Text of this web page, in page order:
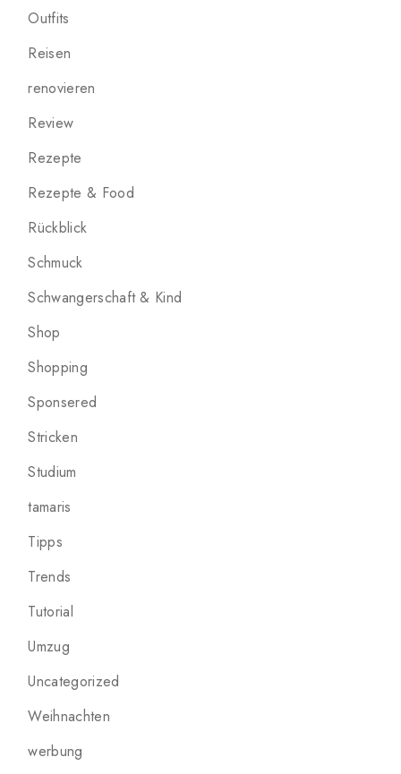
Outfits
Reisen
renovieren
Review
Rezepte
Rezepte & Food
Rückblick
Schmuck
Schwangerschaft & Kind
Shop
Shopping
Sponsered
Stricken
Studium
tamaris
Tipps
Trends
Tutorial
Umzug
Uncategorized
Weihnachten
werbung